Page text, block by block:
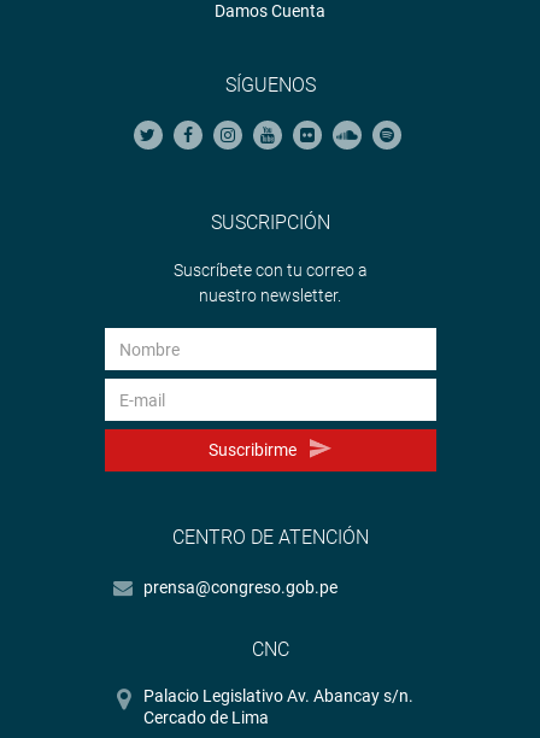
Damos Cuenta
SÍGUENOS
SUSCRIPCIÓN
Suscríbete con tu correo a
nuestro newsletter.
Suscribirme
CENTRO DE ATENCIÓN
prensa@congreso.gob.pe
CNC
Palacio Legislativo Av. Abancay s/n.
Cercado de Lima